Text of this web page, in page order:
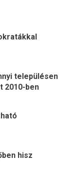
településen
2010-ben
hisz